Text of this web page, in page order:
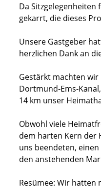
Da
gekarrt, die dieses
Unsere Gastgeber
herzlichen Dank an
Gestärkt machten wir
Dortmund-Ems-
14 km unser
Obwohl viele
dem harten Kern der
uns beendeten,
den anstehenden
Resümee: Wir hatten